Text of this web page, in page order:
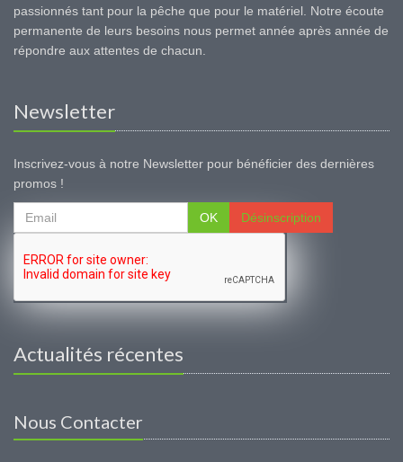
passionnés tant pour la pêche que pour le matériel. Notre écoute
permanente de leurs besoins nous permet année après année de
répondre aux attentes de chacun.
Newsletter
Inscrivez-vous à notre Newsletter pour bénéficier des dernières
promos !
OK Désinscription
Actualités récentes
Nous Contacter